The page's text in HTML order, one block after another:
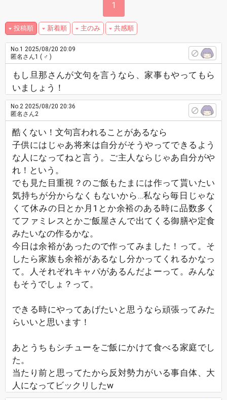
1
投稿順 新着順 主のみ 共感順
No.1 2025/08/20 20:09
匿名さん1 ( ♂ )
もし旦那さんが文句を言うなら、家事もやってもら
いましょう！
No.2 2025/08/20 20:36
匿名さん2
酷くない！文句言われることがあるなら
子供にはじゃあ将来は自分がそうやってできるよう
な人になってねと言う。ご主人ならじゃあ自分がや
れ！という。
でも見た目重視？のご飯もたまには作って貰いたい
気持ちが分からなくもないから…私なら毎日じゃな
くて休みの日とか月1とか余裕のある時に品数多く
てファミレスとかご飯屋さんで出てくる御膳や定食
みたいなの作るかな。
今日は余裕があったので作ってみました！って。そ
したら家族も余裕があるなし分かってくれるかなっ
て。人それぞれキャパがあるんだよーって。みんな
もそうでしょ？って。
できる時にやってあげたいと思うなら頑張ってみた
らいいと思います！
あとうちもシチューをご飯にかけて食べる家庭でし
た。
当たり前と思ってたから反対勢力がいる事自体、大
人になってビックリしたw